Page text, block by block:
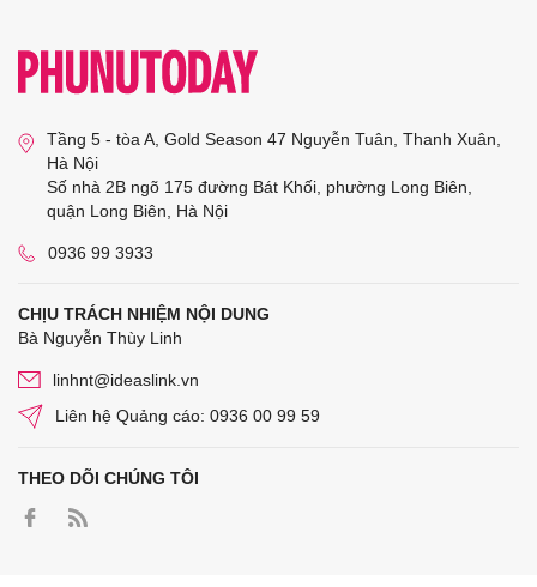
Tầng 5 - tòa A, Gold Season 47 Nguyễn Tuân, Thanh Xuân,
Hà Nội
Số nhà 2B ngõ 175 đường Bát Khối, phường Long Biên,
quận Long Biên, Hà Nội
0936 99 3933
CHỊU TRÁCH NHIỆM NỘI DUNG
Bà Nguyễn Thùy Linh
linhnt@ideaslink.vn
Liên hệ Quảng cáo: 0936 00 99 59
THEO DÕI CHÚNG TÔI